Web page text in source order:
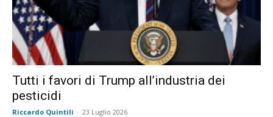
Tutti i favori di Trump all’industria dei
pesticidi
Riccardo Quintili - 23 Luglio 2026